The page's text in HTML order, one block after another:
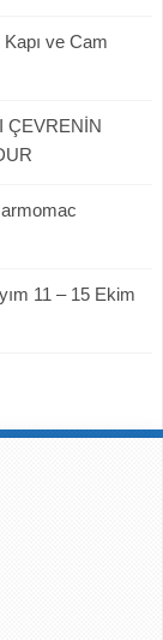
ve Cam
ÇEVRENİN
11 – 15 Ekim